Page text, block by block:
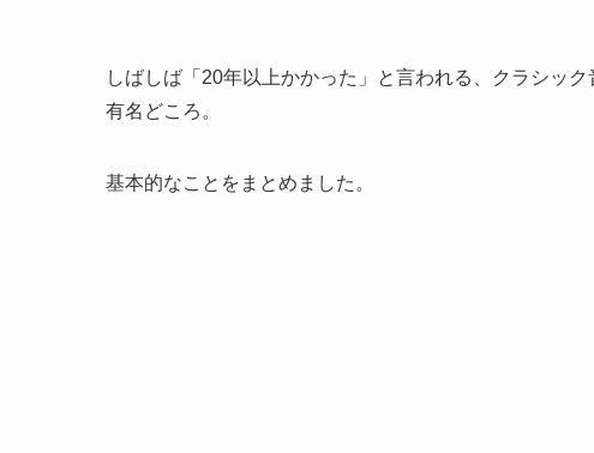
しばしば「20年以上かかった」と言われる、クラシッ
有名どころ。
基本的なことをまとめました。